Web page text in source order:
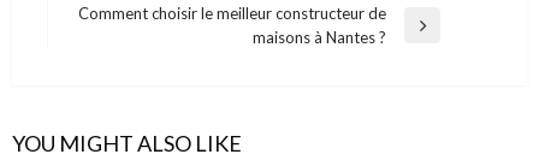
PostComment choisir le meilleur constructeur de
maisons à Nantes ?
YOU MIGHT ALSO LIKE